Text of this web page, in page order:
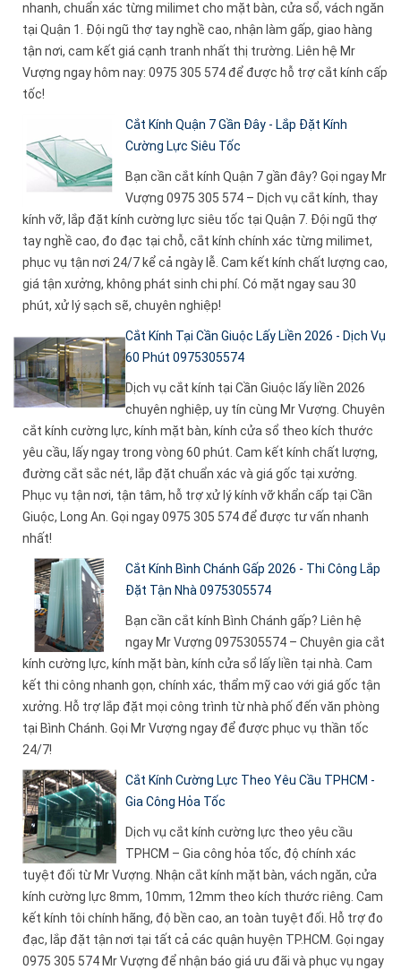
nhanh, chuẩn xác từng milimet cho mặt bàn, cửa sổ, vách ngăn
tại Quận 1. Đội ngũ thợ tay nghề cao, nhận làm gấp, giao hàng
tận nơi, cam kết giá cạnh tranh nhất thị trường. Liên hệ Mr
Vượng ngay hôm nay: 0975 305 574 để được hỗ trợ cắt kính cấp
tốc!
Cắt Kính Quận 7 Gần Đây - Lắp Đặt Kính
Cường Lực Siêu Tốc
Bạn cần cắt kính Quận 7 gần đây? Gọi ngay Mr
Vượng 0975 305 574 – Dịch vụ cắt kính, thay
kính vỡ, lắp đặt kính cường lực siêu tốc tại Quận 7. Đội ngũ thợ
tay nghề cao, đo đạc tại chỗ, cắt kính chính xác từng milimet,
phục vụ tận nơi 24/7 kể cả ngày lễ. Cam kết kính chất lượng cao,
giá tận xưởng, không phát sinh chi phí. Có mặt ngay sau 30
phút, xử lý sạch sẽ, chuyên nghiệp!
Cắt Kính Tại Cần Giuộc Lấy Liền 2026 - Dịch Vụ
60 Phút 0975305574
Dịch vụ cắt kính tại Cần Giuộc lấy liền 2026
chuyên nghiệp, uy tín cùng Mr Vượng. Chuyên
cắt kính cường lực, kính mặt bàn, kính cửa sổ theo kích thước
yêu cầu, lấy ngay trong vòng 60 phút. Cam kết kính chất lượng,
đường cắt sắc nét, lắp đặt chuẩn xác và giá gốc tại xưởng.
Phục vụ tận nơi, tận tâm, hỗ trợ xử lý kính vỡ khẩn cấp tại Cần
Giuộc, Long An. Gọi ngay 0975 305 574 để được tư vấn nhanh
nhất!
Cắt Kính Bình Chánh Gấp 2026 - Thi Công Lắp
Đặt Tận Nhà 0975305574
Bạn cần cắt kính Bình Chánh gấp? Liên hệ
ngay Mr Vượng 0975305574 – Chuyên gia cắt
kính cường lực, kính mặt bàn, kính cửa sổ lấy liền tại nhà. Cam
kết thi công nhanh gọn, chính xác, thẩm mỹ cao với giá gốc tận
xưởng. Hỗ trợ lắp đặt mọi công trình từ nhà phố đến văn phòng
tại Bình Chánh. Gọi Mr Vượng ngay để được phục vụ thần tốc
24/7!
Cắt Kính Cường Lực Theo Yêu Cầu TPHCM -
Gia Công Hỏa Tốc
Dịch vụ cắt kính cường lực theo yêu cầu
TPHCM – Gia công hỏa tốc, độ chính xác
tuyệt đối từ Mr Vượng. Nhận cắt kính mặt bàn, vách ngăn, cửa
kính cường lực 8mm, 10mm, 12mm theo kích thước riêng. Cam
kết kính tôi chính hãng, độ bền cao, an toàn tuyệt đối. Hỗ trợ đo
đạc, lắp đặt tận nơi tại tất cả các quận huyện TP.HCM. Gọi ngay
0975 305 574 Mr Vượng để nhận báo giá ưu đãi và phục vụ ngay